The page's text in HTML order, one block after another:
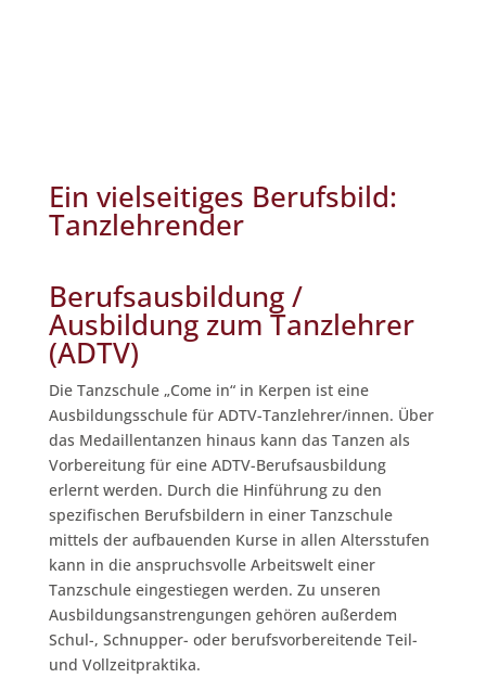
Ein vielseitiges Berufsbild:
Tanzlehrender
Berufsausbildung /
Ausbildung zum Tanzlehrer
(ADTV)
Die Tanzschule „Come in“ in Kerpen ist eine
Ausbildungsschule für ADTV-Tanzlehrer/innen. Über
das Medaillentanzen hinaus kann das Tanzen als
Vorbereitung für eine ADTV-Berufsausbildung
erlernt werden. Durch die Hinführung zu den
spezifischen Berufsbildern in einer Tanzschule
mittels der aufbauenden Kurse in allen Altersstufen
kann in die anspruchsvolle Arbeitswelt einer
Tanzschule eingestiegen werden. Zu unseren
Ausbildungsanstrengungen gehören außerdem
Schul-, Schnupper- oder berufsvorbereitende Teil-
und Vollzeitpraktika.